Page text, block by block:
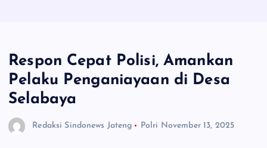
Respon Cepat Polisi, Amankan
Pelaku Penganiayaan di Desa
Selabaya
Redaksi Sindonews Jateng Polri November 13, 2025